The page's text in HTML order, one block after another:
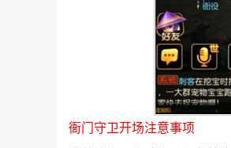
衙门守卫开场注意事项